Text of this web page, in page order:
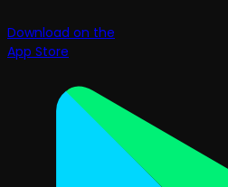
Download on the
App Store